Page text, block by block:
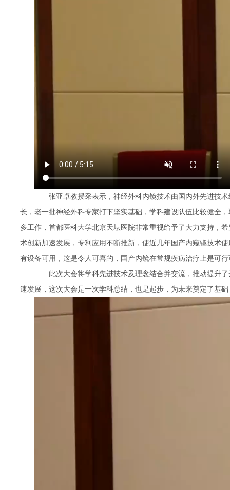
张亚卓教授采表示，神经外科内镜技术由国内外先进技术
长，老一批神经外科专家打下坚实基础，学科建设队伍比较健全
多工作，首都医科大学北京天坛医院非常重视给予了大力支持，
术创新加速发展，专利应用不断推新，使近几年国产内窥镜技术
有设备可用，这是令人可喜的，国产内镜在常规疾病治疗上是可
此次大会将学科先进技术及理念结合并交流，推动提升了
速发展，这次大会是一次学科总结，也是起步，为未来奠定了基